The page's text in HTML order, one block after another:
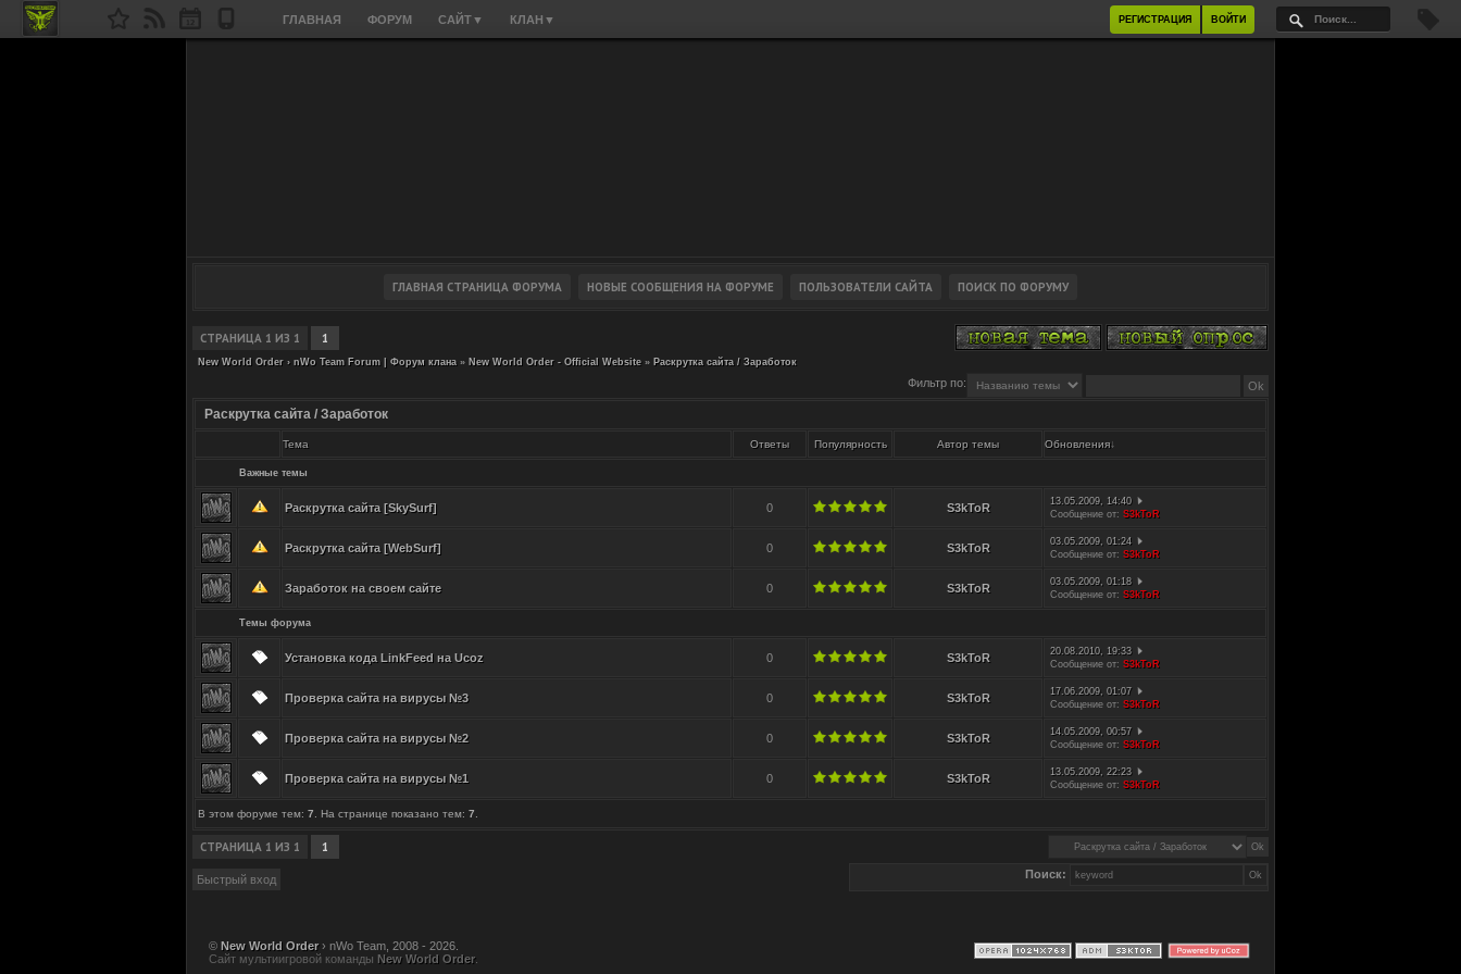
ГЛАВНАЯ ФОРУМ САЙТ▼ КЛАН ▼ РЕГИСТРАЦИЯ ВОЙТИ
СТРАНИЦА 1 ИЗ 1 1
New World Order › nWo Team Forum | Форум клана » New World Order - Official Website » Раскрутка сайта / Заработок
Фильтр по:
Раскрутка сайта / Заработок
Тема Ответы Популярность Автор темы Обновления↓
Важные темы
Раскрутка сайта [SkySurf] 0 S3kToR
13.05.2009, 14:40
Сообщение от: S3kToR
Раскрутка сайта [WebSurf] 0 S3kToR
03.05.2009, 01:24
Сообщение от: S3kToR
Заработок на своем сайте 0 S3kToR
03.05.2009, 01:18
Сообщение от: S3kToR
Темы форума
Установка кода LinkFeed на Ucoz 0 S3kToR
20.08.2010, 19:33
Сообщение от: S3kToR
Проверка сайта на вирусы №3 0 S3kToR
17.06.2009, 01:07
Сообщение от: S3kToR
Проверка сайта на вирусы №2 0 S3kToR
14.05.2009, 00:57
Сообщение от: S3kToR
Проверка сайта на вирусы №1 0 S3kToR
13.05.2009, 22:23
Сообщение от: S3kToR
В этом форуме тем: 7 . На странице показано тем: 7
СТРАНИЦА 1 ИЗ 1 1
Поиск:
© New World Order› nWo Team, 2008 - 2026.
Сайт мультиигровой команды New World Order.